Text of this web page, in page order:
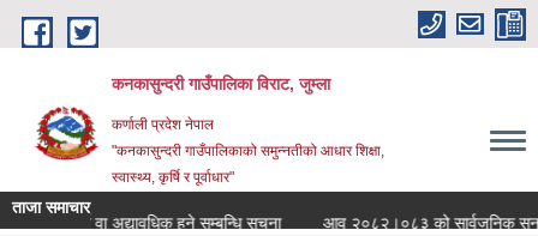
Skip to main content
कनकासुन्दरी गाउँपालिका विराट, जुम्ला
कर्णाली प्रदेश नेपाल
"कनकासुन्दरी गाउँपालिकाको समुन्नतीको आधार शिक्षा,
स्वास्थ्य, कृर्षि र पूर्वाधार"
ताजा समाचार
दर्ता वा अद्यावधिक हुने सम्बन्धि सुचना
आव २०८२।०८३ को सार्वजनिक सुनुवाई